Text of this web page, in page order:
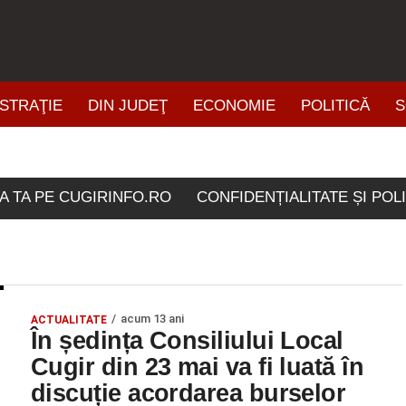
DIN JUDEŢ ECONOMIE POLITICĂ
TA PE CUGIRINFO.RO CONFIDENȚIALITATE ȘI
"semestrul II
ACTUALITATE acum 13 ani
În ședința Consiliului Local
Cugir din 23 mai va fi luată în
discuție acordarea burselor